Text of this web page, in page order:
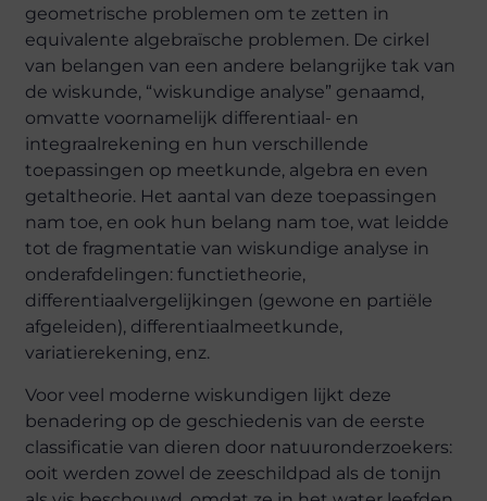
geometrische problemen om te zetten in
equivalente algebraïsche problemen. De cirkel
van belangen van een andere belangrijke tak van
de wiskunde, “wiskundige analyse” genaamd,
omvatte voornamelijk differentiaal- en
integraalrekening en hun verschillende
toepassingen op meetkunde, algebra en even
getaltheorie. Het aantal van deze toepassingen
nam toe, en ook hun belang nam toe, wat leidde
tot de fragmentatie van wiskundige analyse in
onderafdelingen: functietheorie,
differentiaalvergelijkingen (gewone en partiële
afgeleiden), differentiaalmeetkunde,
variatierekening, enz.
Voor veel moderne wiskundigen lijkt deze
benadering op de geschiedenis van de eerste
classificatie van dieren door natuuronderzoekers:
ooit werden zowel de zeeschildpad als de tonijn